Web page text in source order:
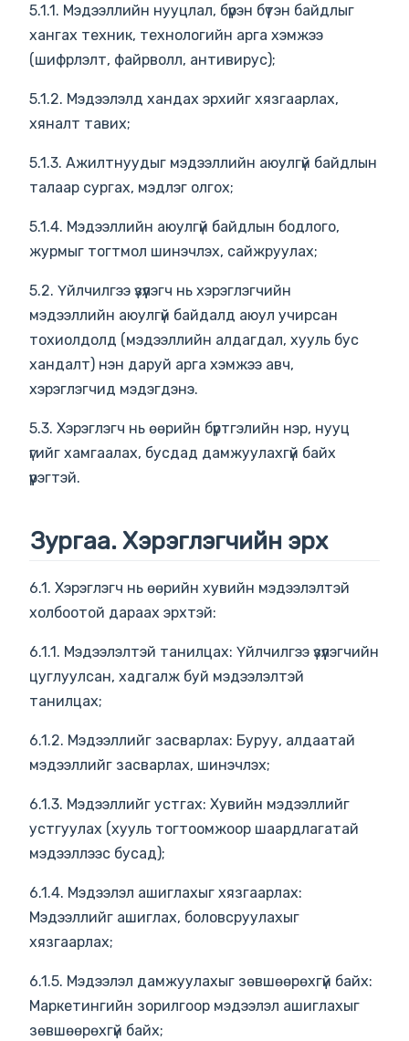
5.1.1. Мэдээллийн нууцлал, бүрэн бүтэн байдлыг
хангах техник, технологийн арга хэмжээ
(шифрлэлт, файрволл, антивирус);
5.1.2. Мэдээлэлд хандах эрхийг хязгаарлах,
хяналт тавих;
5.1.3. Ажилтнуудыг мэдээллийн аюулгүй байдлын
талаар сургах, мэдлэг олгох;
5.1.4. Мэдээллийн аюулгүй байдлын бодлого,
журмыг тогтмол шинэчлэх, сайжруулах;
5.2. Үйлчилгээ үзүүлэгч нь хэрэглэгчийн
мэдээллийн аюулгүй байдалд аюул учирсан
тохиолдолд (мэдээллийн алдагдал, хууль бус
хандалт) нэн даруй арга хэмжээ авч,
хэрэглэгчид мэдэгдэнэ.
5.3. Хэрэглэгч нь өөрийн бүртгэлийн нэр, нууц
үгийг хамгаалах, бусдад дамжуулахгүй байх
үүрэгтэй.
Зургаа. Хэрэглэгчийн эрх
6.1. Хэрэглэгч нь өөрийн хувийн мэдээлэлтэй
холбоотой дараах эрхтэй:
6.1.1. Мэдээлэлтэй танилцах: Үйлчилгээ үзүүлэгчийн
цуглуулсан, хадгалж буй мэдээлэлтэй
танилцах;
6.1.2. Мэдээллийг засварлах: Буруу, алдаатай
мэдээллийг засварлах, шинэчлэх;
6.1.3. Мэдээллийг устгах: Хувийн мэдээллийг
устгуулах (хууль тогтоомжоор шаардлагатай
мэдээллээс бусад);
6.1.4. Мэдээлэл ашиглахыг хязгаарлах:
Мэдээллийг ашиглах, боловсруулахыг
хязгаарлах;
6.1.5. Мэдээлэл дамжуулахыг зөвшөөрөхгүй байх:
Маркетингийн зорилгоор мэдээлэл ашиглахыг
зөвшөөрөхгүй байх;